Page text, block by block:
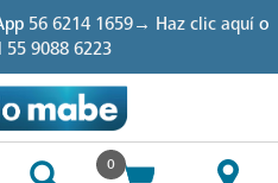
56 6214 1659→ Haz clic aquío
55 9088 6223
0